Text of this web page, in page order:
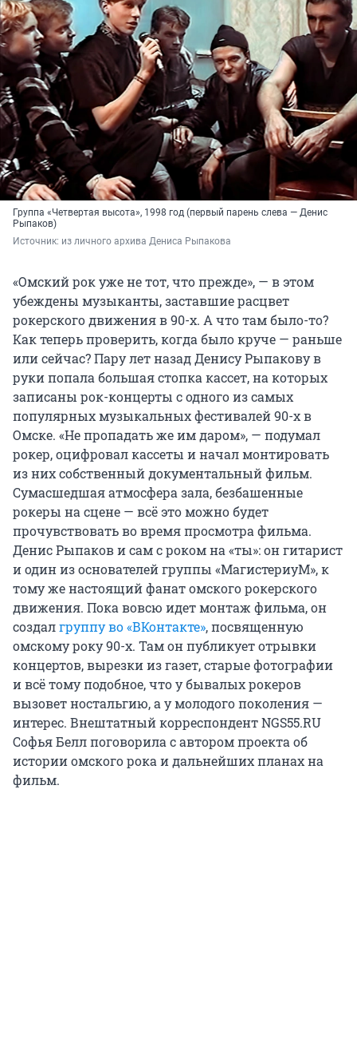
Группа «Четвертая высота», 1998 год (первый парень слева — Денис
Рыпаков)
Источник: из личного архива Дениса Рыпакова
«Омский рок уже не тот, что прежде», — в этом
убеждены музыканты, заставшие расцвет
рокерского движения в 90-х. А что там было-то?
Как теперь проверить, когда было круче — раньше
или сейчас? Пару лет назад Денису Рыпакову в
руки попала большая стопка кассет, на которых
записаны рок-концерты с одного из самых
популярных музыкальных фестивалей 90-х в
Омске. «Не пропадать же им даром», — подумал
рокер, оцифровал кассеты и начал монтировать
из них собственный документальный фильм.
Сумасшедшая атмосфера зала, безбашенные
рокеры на сцене — всё это можно будет
прочувствовать во время просмотра фильма.
Денис Рыпаков и сам с роком на «ты»: он гитарист
и один из основателей группы «МагистериуМ», к
тому же настоящий фанат омского рокерского
движения. Пока вовсю идет монтаж фильма, он
создалгруппу во «ВКонтакте», посвященную
омскому року 90-х. Там он публикует отрывки
концертов, вырезки из газет, старые фотографии
и всё тому подобное, что у бывалых рокеров
вызовет ностальгию, а у молодого поколения —
интерес. Внештатный корреспондент NGS55.RU
Софья Белл поговорила с автором проекта об
истории омского рока и дальнейших планах на
фильм.